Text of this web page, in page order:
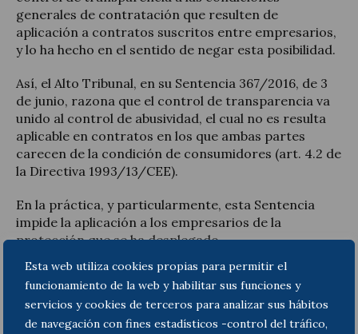
Esta web utiliza cookies propias para permitir el
funcionamiento de la web y habilitar sus funciones y
servicios y cookies de terceros para analizar sus hábitos
de navegación con fines estadísticos -control del tráfico,
generales de contratación que resulten de
aplicación a contratos suscritos entre empresarios,
y lo ha hecho en el sentido de negar esta posibilidad.
Así, el Alto Tribunal, en su Sentencia 367/2016, de 3
de junio, razona que el control de transparencia va
unido al control de abusividad, el cual no es resulta
aplicable en contratos en los que ambas partes
carecen de la condición de consumidores (art. 4.2 de
la Directiva 1993/13/CEE).
En la práctica, y particularmente, esta Sentencia
impide la aplicación a los empresarios de la
protección que se ha desplegado
consumidores y usuarios estimando la nulidad de las
cláusulas suelo que no superaban el control de
transparencia.